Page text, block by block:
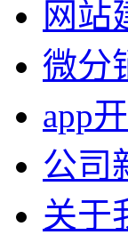
网站
微分
app
公司
关于